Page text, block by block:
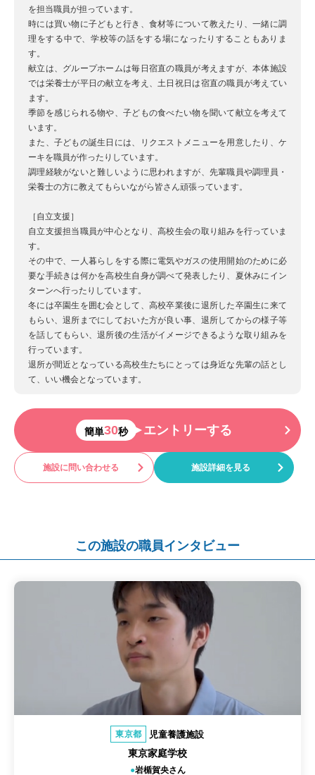
を担当職員が担っています。
時には買い物に子どもと行き、食材等について教えたり、一緒に調
理をする中で、学校等の話をする場になったりすることもありま
す。
献立は、グループホームは毎日宿直の職員が考えますが、本体施設
では栄養士が平日の献立を考え、土日祝日は宿直の職員が考えてい
ます。
季節を感じられる物や、子どもの食べたい物を聞いて献立を考えて
います。
また、子どもの誕生日には、リクエストメニューを用意したり、ケ
ーキを職員が作ったりしています。
調理経験がないと難しいように思われますが、先輩職員や調理員・
栄養士の方に教えてもらいながら皆さん頑張っています。
［自立支援］
自立支援担当職員が中心となり、高校生会の取り組みを行っていま
す。
その中で、一人暮らしをする際に電気やガスの使用開始のために必
要な手続きは何かを高校生自身が調べて発表したり、夏休みにイン
ターンへ行ったりしています。
冬には卒園生を囲む会として、高校卒業後に退所した卒園生に来て
もらい、退所までにしておいた方が良い事、退所してからの様子等
を話してもらい、退所後の生活がイメージできるような取り組みを
行っています。
退所が間近となっている高校生たちにとっては身近な先輩の話とし
て、いい機会となっています。
簡単30秒 エントリーする
施設に問い合わせる 施設詳細を見る
この施設の職員インタビュー
東京都 児童養護施設
東京家庭学校
岩楯賀央さん